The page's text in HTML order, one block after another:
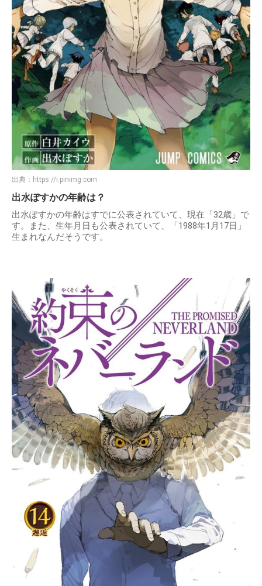
出典： https://i.pinimg.com
出水ぽすかの年齢は？
出水ぽすかの年齢はすでに公表されていて、現在「32歳」で
す。また、生年月日も公表されていて、「1988年1月17日」
生まれなんだそうです。